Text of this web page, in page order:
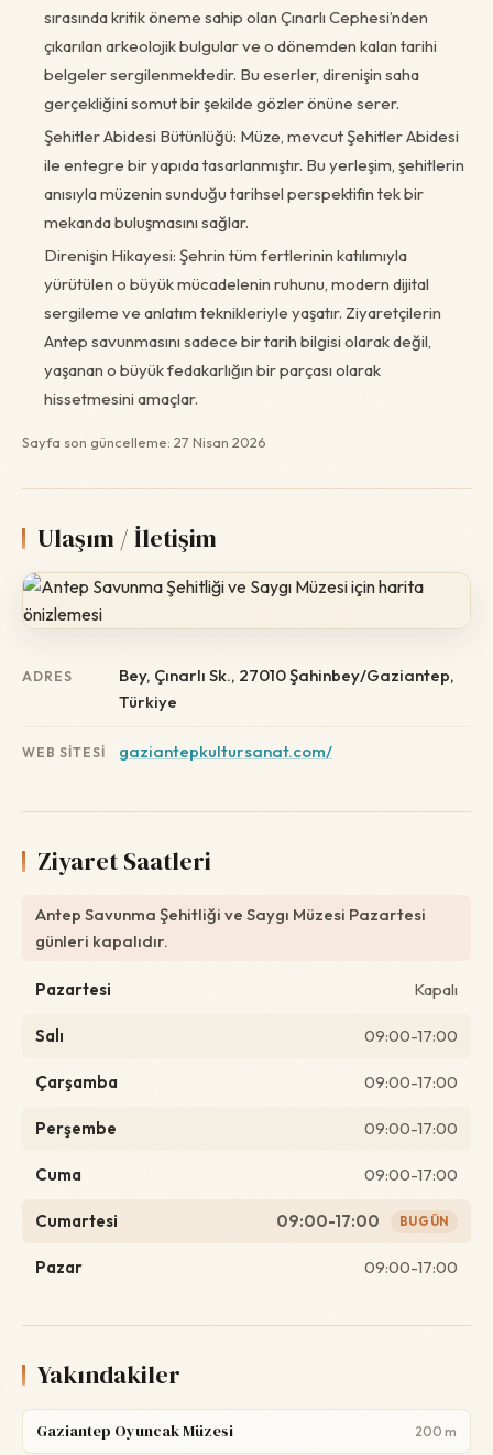
sırasında kritik öneme sahip olan Çınarlı Cephesi’nden
çıkarılan arkeolojik bulgular ve o dönemden kalan tarihi
belgeler sergilenmektedir. Bu eserler, direnişin saha
gerçekliğini somut bir şekilde gözler önüne serer.
Şehitler Abidesi Bütünlüğü: Müze, mevcut Şehitler Abidesi
ile entegre bir yapıda tasarlanmıştır. Bu yerleşim, şehitlerin
anısıyla müzenin sunduğu tarihsel perspektifin tek bir
mekanda buluşmasını sağlar.
Direnişin Hikayesi: Şehrin tüm fertlerinin katılımıyla
yürütülen o büyük mücadelenin ruhunu, modern dijital
sergileme ve anlatım teknikleriyle yaşatır. Ziyaretçilerin
Antep savunmasını sadece bir tarih bilgisi olarak değil,
yaşanan o büyük fedakarlığın bir parçası olarak
hissetmesini amaçlar.
Sayfa son güncelleme: 27 Nisan 2026
Ulaşım / İletişim
ADRES
Bey, Çınarlı Sk., 27010 Şahinbey/Gaziantep,
Türkiye
WEB SITESI gaziantepkultursanat.com/
Ziyaret Saatleri
Antep Savunma Şehitliği ve Saygı Müzesi Pazartesi
günleri kapalıdır.
Pazartesi Kapalı
Salı 09:00-17:00
Çarşamba 09:00-17:00
Perşembe 09:00-17:00
Cuma 09:00-17:00
Cumartesi 09:00-17:00 BUGÜN
Pazar 09:00-17:00
Yakındakiler
Gaziantep Oyuncak Müzesi 200 m